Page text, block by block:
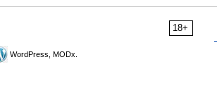
18+
WordPress, MODx.